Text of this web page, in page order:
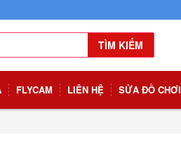
TÌM KIẾM
FLYCAM LIÊN HỆ SỬA ĐỒ CHƠI